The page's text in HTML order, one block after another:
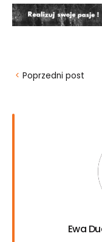
< Poprzedni post
Ewa